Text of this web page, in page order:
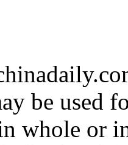
be used
whole or